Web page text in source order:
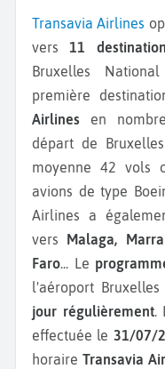
Transavia Airlines
vers11
Bruxelles
première
Airlines en
départ de
moyenne 42 vols
avions de type
Airlines a
vers Malaga,
Faro... Le
l'aéroport
jour régulièrement.
effectuée le 31/07/
horaire Transavia